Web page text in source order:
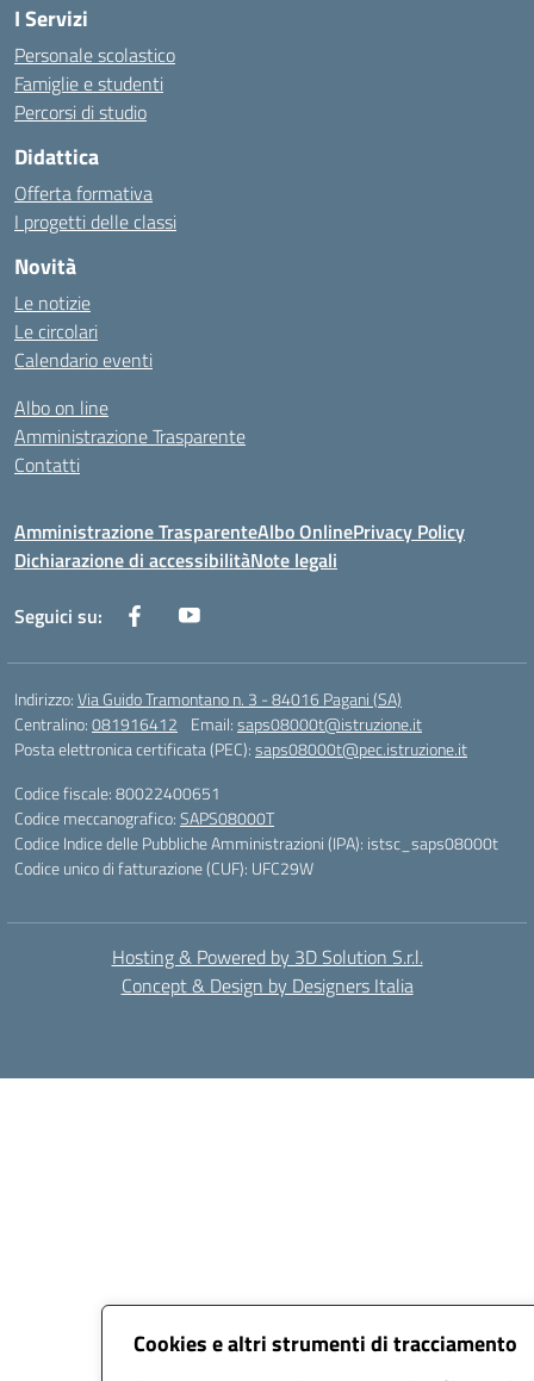
Cookies e altri strumenti di tracciamento
I Servizi
Personale scolastico
Famiglie e studenti
Percorsi di studio
Didattica
Offerta formativa
I progetti delle classi
Novità
Le notizie
Le circolari
Calendario eventi
Albo on line
Amministrazione Trasparente
Contatti
Amministrazione TrasparenteAlbo OnlinePrivacy Policy
Dichiarazione di accessibilitàNote legali
Seguici su:
Indirizzo:Via Guido Tramontano n. 3 - 84016 Pagani (SA)
Centralino:081916412 Email:saps08000t@istruzione.it
Posta elettronica certificata (PEC):saps08000t@pec.istruzione.it
Codice fiscale: 80022400651
Codice meccanografico:SAPS08000T
Codice Indice delle Pubbliche Amministrazioni (IPA): istsc_saps08000t
Codice unico di fatturazione (CUF): UFC29W
Hosting & Powered by 3D Solution S.r.l.
Concept & Design by Designers Italia